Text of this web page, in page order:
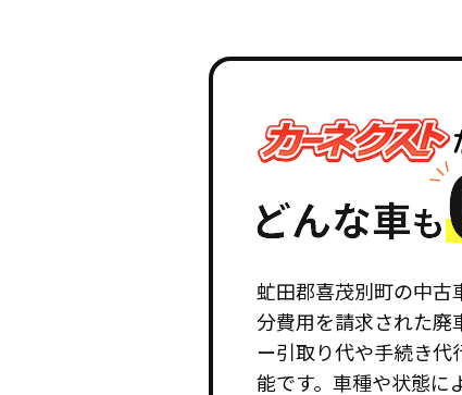
虻田郡喜茂別町の中古
分費用を請求された廃
ー引取り代や手続き
能です。車種や状態に